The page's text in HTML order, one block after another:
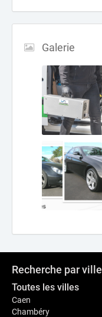
Galerie
Recherche par ville
Toutes les villes
Caen
Chambéry